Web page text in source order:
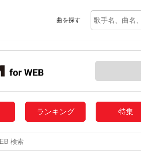
曲を探す
ランキング 特集